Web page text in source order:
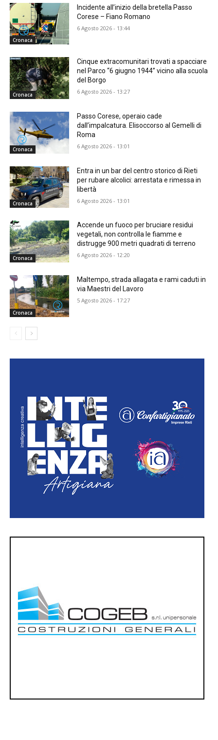
Cronaca
Incidente all’inizio della bretella Passo
Corese – Fiano Romano
6 Agosto 2026 - 13:44
Cronaca
Cinque extracomunitari trovati a spacciare
nel Parco “6 giugno 1944” vicino alla scuola
del Borgo
6 Agosto 2026 - 13:27
Cronaca
Passo Corese, operaio cade
dall’impalcatura. Elisoccorso al Gemelli di
Roma
6 Agosto 2026 - 13:01
Cronaca
Entra in un bar del centro storico di Rieti
per rubare alcolici: arrestata e rimessa in
libertà
6 Agosto 2026 - 13:01
Cronaca
Accende un fuoco per bruciare residui
vegetali, non controlla le fiamme e
distrugge 900 metri quadrati di terreno
6 Agosto 2026 - 12:20
Cronaca
Maltempo, strada allagata e rami caduti in
via Maestri del Lavoro
5 Agosto 2026 - 17:27